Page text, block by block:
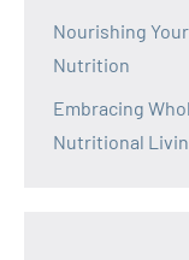
Nourishing
Nutrition
Embracing
Nutritional